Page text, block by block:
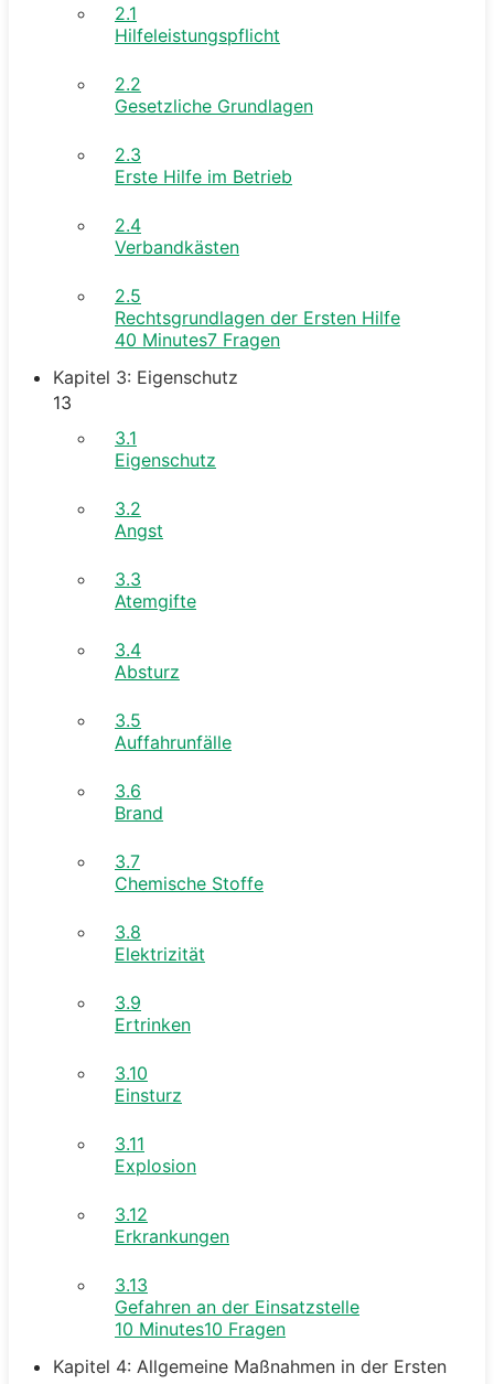
2.1
Hilfeleistungspflicht
2.2
Gesetzliche Grundlagen
2.3
Erste Hilfe im Betrieb
2.4
Verbandkästen
2.5
Rechtsgrundlagen der Ersten Hilfe
40 Minutes7 Fragen
Kapitel 3: Eigenschutz
13
3.1
Eigenschutz
3.2
Angst
3.3
Atemgifte
3.4
Absturz
3.5
Auffahrunfälle
3.6
Brand
3.7
Chemische Stoffe
3.8
Elektrizität
3.9
Ertrinken
3.10
Einsturz
3.11
Explosion
3.12
Erkrankungen
3.13
Gefahren an der Einsatzstelle
10 Minutes10 Fragen
Kapitel 4: Allgemeine Maßnahmen in der Ersten